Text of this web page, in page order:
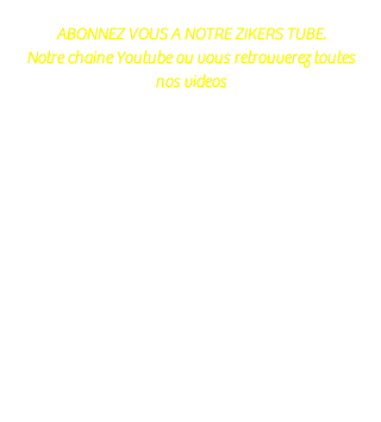
ABONNEZ VOUS A NOTRE ZIKERS TUBE.
Notre chaine Youtube ou vous retrouverez toutes
nos videos